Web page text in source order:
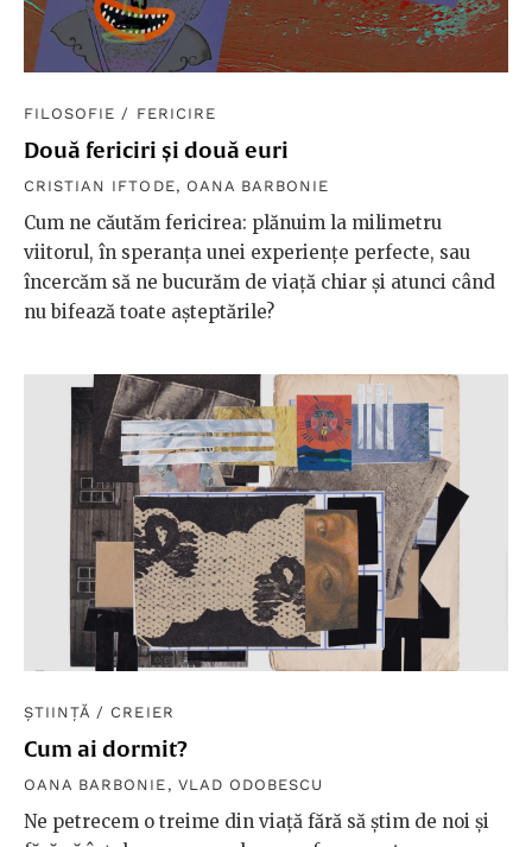
FILOSOFIE / FERICIRE
Două fericiri și două euri
CRISTIAN IFTODE, OANA BARBONIE
Cum ne căutăm fericirea: plănuim la milimetru
viitorul, în speranța unei experiențe perfecte, sau
încercăm să ne bucurăm de viață chiar și atunci când
nu bifează toate așteptările?
ȘTIINȚĂ / CREIER
Cum ai dormit?
OANA BARBONIE , VLAD ODOBESCU
Ne petrecem o treime din viață fără să știm de noi și